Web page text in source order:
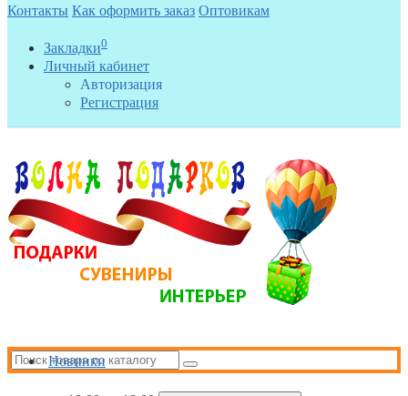
Контакты Как оформить заказ Оптовикам
Закладки0
Личный кабинет
Авторизация
Регистрация
Новинки